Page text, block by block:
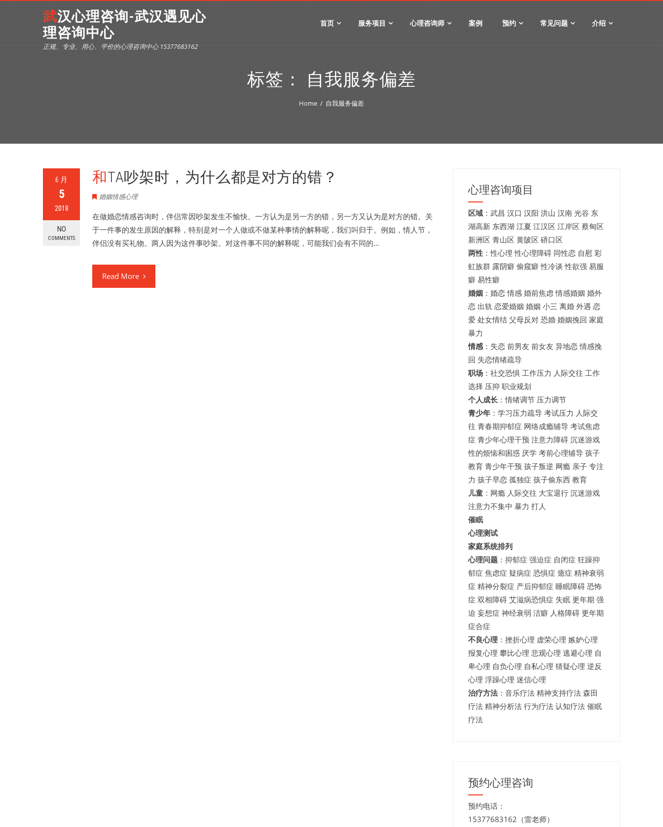
武汉心理咨询-武汉遇见心
理咨询中心
正规、专业、用心、平价的心理咨询中心 15377683162
首页 服务项目 心理咨询师 案例 预约 常见问题 介绍
标签：自我服务偏差
Home 自我服务偏差
6 月
5
2018
NO
COMMENTS
和TA吵架时，为什么都是对方的错？
婚姻情感心理
在做婚恋情感咨询时，伴侣常因吵架发生不愉快。一方认为是另一方的错，另一方又认为是对方的错。关
于一件事的发生原因的解释，特别是对一个人做或不做某种事情的解释呢，我们叫归于。例如，情人节，
伴侣没有买礼物。两人因为这件事吵架。对这件事不同的解释呢，可能我们会有不同的…
Read More
心理咨询项目
区域： 武昌 汉口 汉阳 洪山 汉南 光谷 东
湖高新 东西湖 江夏 江汉区 江岸区 蔡甸区
新洲区 青山区 黄陂区 硚口区
两性：性心理 性心理障碍 同性恋 自慰 彩
虹族群 露阴癖 偷窥癖 性冷谈 性欲强 易服
癖 易性癖
婚姻：婚恋 情感 婚前焦虑 情感婚姻 婚外
恋 出轨 恋爱婚姻 婚姻 小三 离婚 外遇 恋
爱 处女情结 父母反对 恐婚 婚姻挽回 家庭
暴力
情感：失恋 前男友 前女友 异地恋 情感挽
回 失恋情绪疏导
职场：社交恐惧 工作压力 人际交往 工作
选择 压抑 职业规划
个人成长：情绪调节 压力调节
青少年： 学习压力疏导 考试压力 人际交
往 青春期抑郁症 网络成瘾辅导 考试焦虑
症 青少年心理干预 注意力障碍 沉迷游戏
性的烦恼和困惑 厌学 考前心理辅导 孩子
教育 青少年干预 孩子叛逆 网瘾 亲子 专注
力 孩子早恋 孤独症 孩子偷东西 教育
儿童：网瘾 人际交往 大宝退行 沉迷游戏
注意力不集中 暴力 打人
催眠
心理测试
家庭系统排列
心理问题：抑郁症 强迫症 自闭症 狂躁抑
郁症 焦虑症 疑病症 恐惧症 癔症 精神衰弱
症 精神分裂症 产后抑郁症 睡眠障碍 恐怖
症 双相障碍 艾滋病恐惧症 失眠 更年期 强
迫 妄想症 神经衰弱 洁癖 人格障碍 更年期
症合症
不良心理：挫折心理 虚荣心理 嫉妒心理
报复心理 攀比心理 悲观心理 逃避心理 自
卑心理 自负心理 自私心理 猜疑心理 逆反
心理 浮躁心理 迷信心理
治疗方法：音乐疗法 精神支持疗法 森田
疗法 精神分析法 行为疗法 认知疗法 催眠
疗法
预约心理咨询
预约电话：
15377683162（雷老师）